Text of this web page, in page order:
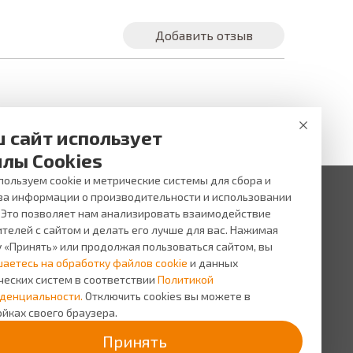
Добавить отзыв
при каких условиях не является публичной офертой,
услуг, пожалуйста, обращайтесь в салоны оптики ВИЖУ.
на прием
О компании
О
компании
Новости
Прайс-
сайт использует
Cookies
cookie и метрические системы для сбора и
информации о производительности и использовании
позволяет нам анализировать взаимодействие
с сайтом и делать его лучше для вас. Нажимая
«Принять» или продолжая пользоваться сайтом, вы
на обработку файлов cookie и данных
систем в соответствии Политикой
Отключить cookies вы можете в
своего браузера.
Принять